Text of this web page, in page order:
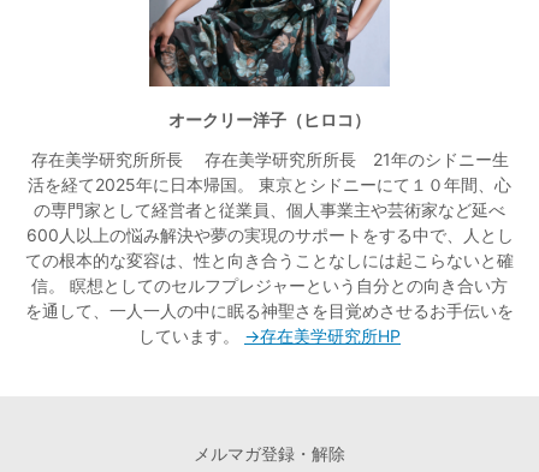
オークリー洋子（ヒロコ）
存在美学研究所所長 存在美学研究所所長 21年のシドニー生
活を経て2025年に日本帰国。 東京とシドニーにて１０年間、心
の専門家として経営者と従業員、個人事業主や芸術家など延べ
600人以上の悩み解決や夢の実現のサポートをする中で、人とし
ての根本的な変容は、性と向き合うことなしには起こらないと確
信。 瞑想としてのセルフプレジャーという自分との向き合い方
を通して、一人一人の中に眠る神聖さを目覚めさせるお手伝いを
しています。 →存在美学研究所HP
メルマガ登録・解除